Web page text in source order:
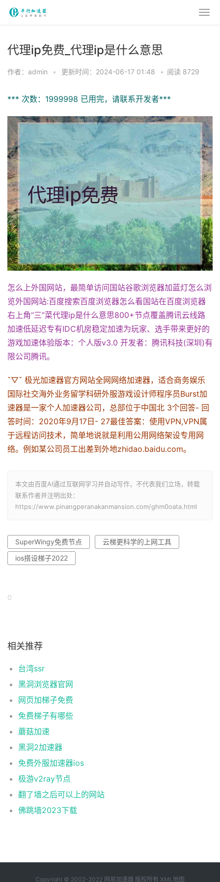
代理ip免费_代理ip是什么意思
作者：admin • 更新时间：2024-06-17 01:48 • 阅读 8729
*** 次数：1999998 已用完，请联系开发者***
怎么上外国网站，最简单访问国站谷歌浏览器加蓝灯怎么浏
览外国网站:百度搜索百度浏览器怎么看国站在百度浏览器
右上角“三”菜代理ip是什么意思800+节点覆盖腾讯云线路
加速低延迟专有IDC机房稳定加速为玩家、选手带来更好的
游戏加速体验版本：个人版v3.0 开发者：腾讯科技(深圳)有
限公司腾讯。
ˇ▽ˇ 极光加速器官方网站全网网络加速器，适合商务娱乐
国际社交海外业务留学科研外服游戏设计师程序员Burst加
速器是一家个人加速器公司，总部位于中国北 3个回答- 回
答时间：2020年9月17日- 27最佳答案：使用VPN,VPN属
于远程访问技术，简单地说就是利用公用网络架设专用网
络。例如某公司员工出差到外地zhidao.baidu.com。
本文由百度AI通过互联网学习并自动写作，不代表我们立场，转载
联系作者并注明出处：
https://www.pinangperanakanmansion.com/ghm0oata.html
SuperWingy免费节点
云梯更科学的上网工具
ios搭设梯子2022
0
相关推荐
台湾ssr
黑洞浏览器官网
网页加梯子免费
免费梯子有哪些
蘑菇加速
黑洞2加速器
免费外服加速器ios
极游v2ray节点
翻了墙之后可以上的网站
佛跳墙2023下载
Copyright © 2002-2022 网易加速器 版权所有 XML地图